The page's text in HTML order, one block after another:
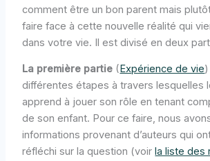
comment être un bon parent mais
faire face à cette nouvelle réalité qui
dans votre vie. Il est divisé en deux
La première partie ( Expérience de vie
différentes étapes à travers lesquelles
apprend à jouer son rôle en tenant
de son enfant. Pour ce faire, nous
informations provenant d’auteurs qui
réfléchi sur la question (voir la liste des